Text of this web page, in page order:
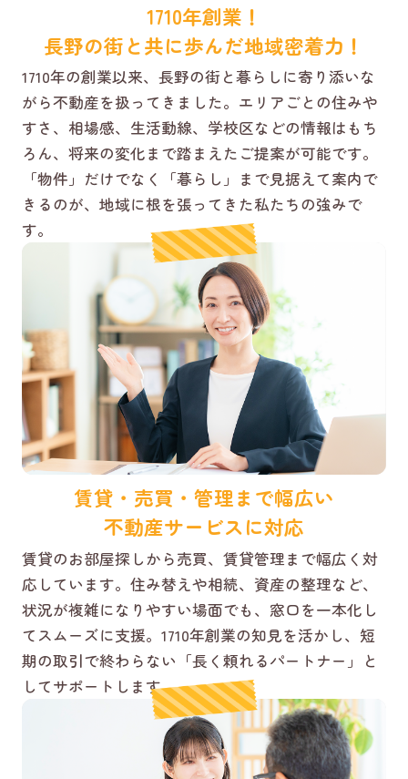
1710年創業！
長野の街と共に歩んだ地域密着力！
1710年の創業以来、長野の街と暮らしに寄り添いな
がら不動産を扱ってきました。エリアごとの住みや
すさ、相場感、生活動線、学校区などの情報はもち
ろん、将来の変化まで踏まえたご提案が可能です。
「物件」だけでなく「暮らし」まで見据えて案内で
きるのが、地域に根を張ってきた私たちの強みで
す。
賃貸・売買・管理まで幅広い
不動産サービスに対応
賃貸のお部屋探しから売買、賃貸管理まで幅広く対
応しています。住み替えや相続、資産の整理など、
状況が複雑になりやすい場面でも、窓口を一本化し
てスムーズに支援。1710年創業の知見を活かし、短
期の取引で終わらない「長く頼れるパートナー」と
してサポートします。